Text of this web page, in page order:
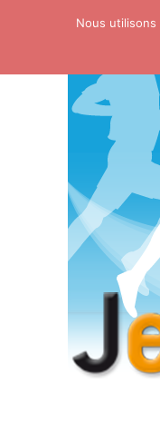
Skip to content
Nous